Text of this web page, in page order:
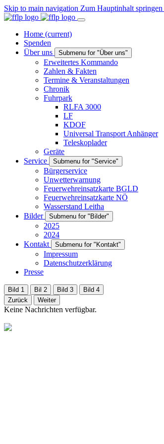
Skip to main navigation Zum Hauptinhalt springen
Home (current)
Spenden
Über uns
Submenu for "Über uns"
Erweitertes Kommando
Zahlen & Fakten
Termine & Veranstaltungen
Chronik
Fuhrpark
RLFA 3000
LF
KDOF
Universal Transport Anhänger
Teleskoplader
Geräte
Service
Submenu for "Service"
Bürgerservice
Unwetterwarnung
Feuerwehreinsatzkarte BGLD
Feuerwehreinsatzkarte NÖ
Wasserstand Leitha
Bilder
Submenu for "Bilder"
2025
2024
Kontakt
Submenu for "Kontakt"
Impressum
Datenschutzerklärung
Presse
Bild 1 Bil 2 Bild 3
Bild 4
Zurück
Weiter
Keine Nachrichten verfügbar.